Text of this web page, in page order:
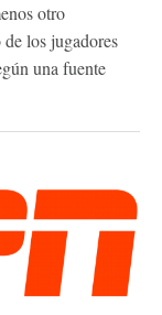
otro
los jugadores
una fuente